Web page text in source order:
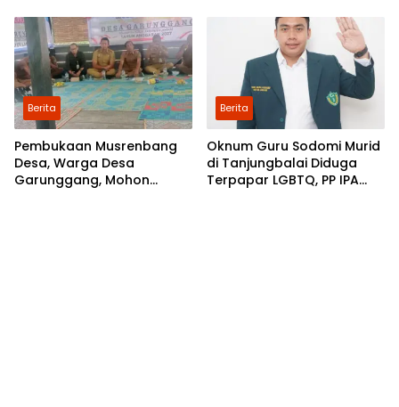
Musrenbang
Berita
Pembukaan Musrenbang
Desa, Warga Desa
Garunggang, Mohon
Berita
Oknum Guru Sodomi Murid
di Tanjungbalai Diduga
Terpapar LGBTQ, PP IPA